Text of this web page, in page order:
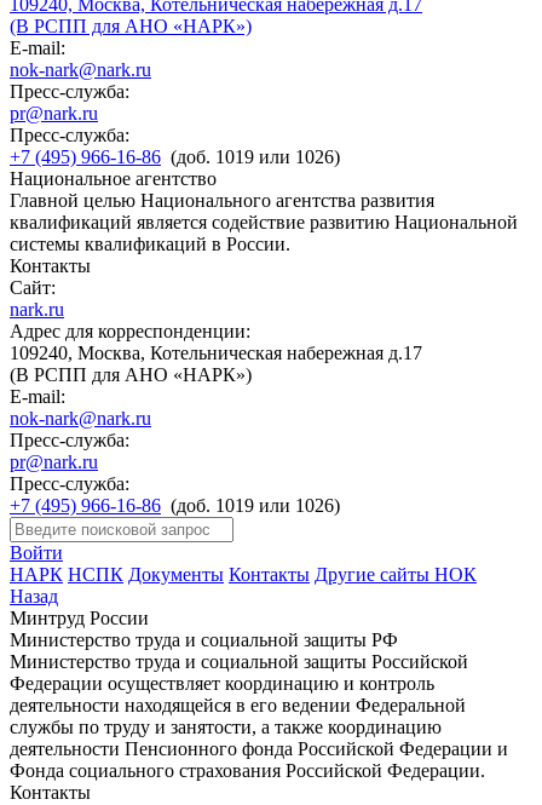
109240, Москва, Котельническая набережная д.17
(В РСПП для АНО «НАРК»)
E-mail:
nok-nark@nark.ru
Пресс-служба:
pr@nark.ru
Пресс-служба:
+7 (495) 966-16-86 (доб. 1019 или 1026)
Национальное агентство
Главной целью Национального агентства развития
квалификаций является содействие развитию Национальной
системы квалификаций в России.
Контакты
Сайт:
nark.ru
Адрес для корреспонденции:
109240, Москва, Котельническая набережная д.17
(В РСПП для АНО «НАРК»)
E-mail:
nok-nark@nark.ru
Пресс-служба:
pr@nark.ru
Пресс-служба:
+7 (495) 966-16-86 (доб. 1019 или 1026)
Войти
НАРК НСПК Документы Контакты Другие сайты НОК
Назад
Минтруд России
Министерство труда и социальной защиты РФ
Министерство труда и социальной защиты Российской
Федерации осуществляет координацию и контроль
деятельности находящейся в его ведении Федеральной
службы по труду и занятости, а также координацию
деятельности Пенсионного фонда Российской Федерации и
Фонда социального страхования Российской Федерации.
Контакты